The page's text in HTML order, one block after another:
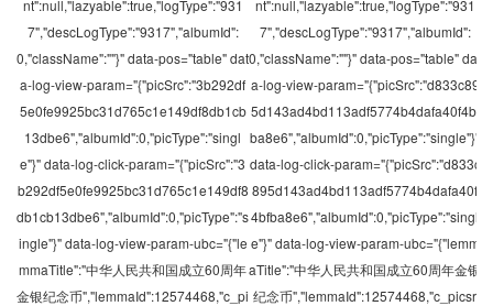
nt":null,"lazyable":true,"logType":"931
7","descLogType":"9317","albumId":
0,"className":""}" data-pos="table" dat
a-log-view-param="{"picSrc":"3b292df
5e0fe9925bc31d765c1e149df8db1cb
13dbe6","albumId":0,"picType":"singl
e"}" data-log-click-param="{"picSrc":"3
b292df5e0fe9925bc31d765c1e149df8
db1cb13dbe6","albumId":0,"picType":"s
ingle"}" data-log-view-param-ubc="{"le
mmaTitle":"中华人民共和国成立60周年
金银纪念币","lemmaId":12574468,"c_pi
nt":null,"lazyable":true,"logType":"931
7","descLogType":"9317","albumId":
0,"className":""}" data-pos="table" dat
a-log-view-param="{"picSrc":"d833c89
5d143ad4bd113adf5774b4dafa40f4bf
ba8e6","albumId":0,"picType":"single"}"
data-log-click-param="{"picSrc":"d833c
895d143ad4bd113adf5774b4dafa40f
4bfba8e6","albumId":0,"picType":"singl
e"}" data-log-view-param-ubc="{"lemm
aTitle":"中华人民共和国成立60周年金银
纪念币","lemmaId":12574468,"c_picsr